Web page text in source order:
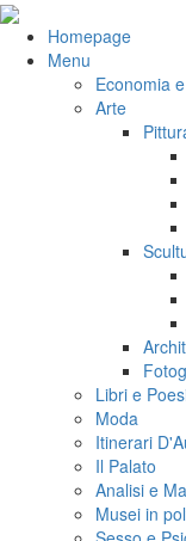
Salta
contenuto
VeniVidiViciHomepage
Menu
Economia
Arte
Libri e
Moda
Itinerari
Il Palato
Analisi e
Musei in